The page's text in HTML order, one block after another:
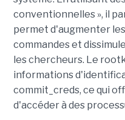
conventionnelles », il
permet d'augmenter
commandes et
les chercheurs. Le
informations
commit_creds, ce qui
d'accéder à des